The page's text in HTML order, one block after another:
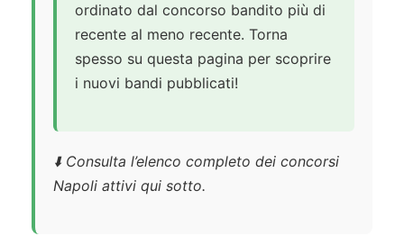
ordinato dal concorso bandito più di
recente al meno recente. Torna
spesso su questa pagina per scoprire
i nuovi bandi pubblicati!
⬇️ Consulta l’elenco completo dei concorsi
Napoli attivi qui sotto.